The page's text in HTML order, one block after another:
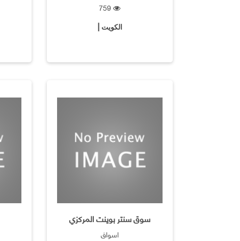
759
الكويت |
سوق سنتر بوينت المركزي
اسواق